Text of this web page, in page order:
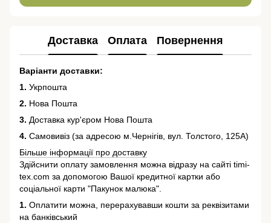
Доставка Оплата Повернення
Варіанти доставки:
1. Укрпошта
2. Нова Пошта
3. Доставка кур'єром Нова Пошта
4. Самовивіз (за адресою м.Чернігів, вул. Толстого, 125А)
Більше інформації про доставку
Здійснити оплату замовлення можна відразу на сайті timi-
tex.com за допомогою Вашої кредитної картки або
соціальної карти "Пакунок малюка".
1. Оплатити можна, перерахувавши кошти за реквізитами
на банківський